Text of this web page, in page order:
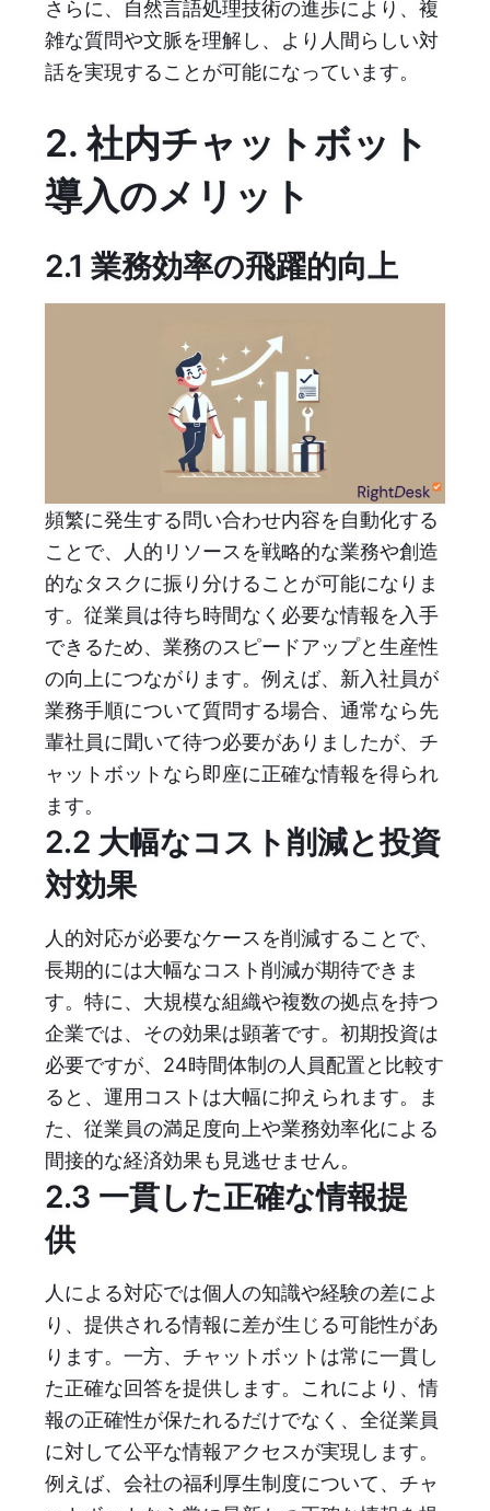
さらに、自然言語処理技術の進歩により、複
雑な質問や文脈を理解し、より人間らしい対
話を実現することが可能になっています。
2. 社内チャットボット
導入のメリット
2.1 業務効率の飛躍的向上
頻繁に発生する問い合わせ内容を自動化する
ことで、人的リソースを戦略的な業務や創造
的なタスクに振り分けることが可能になりま
す。従業員は待ち時間なく必要な情報を入手
できるため、業務のスピードアップと生産性
の向上につながります。例えば、新入社員が
業務手順について質問する場合、通常なら先
輩社員に聞いて待つ必要がありましたが、チ
ャットボットなら即座に正確な情報を得られ
ます。
2.2 大幅なコスト削減と投資
対効果
人的対応が必要なケースを削減することで、
長期的には大幅なコスト削減が期待できま
す。特に、大規模な組織や複数の拠点を持つ
企業では、その効果は顕著です。初期投資は
必要ですが、24時間体制の人員配置と比較す
ると、運用コストは大幅に抑えられます。ま
た、従業員の満足度向上や業務効率化による
間接的な経済効果も見逃せません。
2.3 一貫した正確な情報提
供
人による対応では個人の知識や経験の差によ
り、提供される情報に差が生じる可能性があ
ります。一方、チャットボットは常に一貫し
た正確な回答を提供します。これにより、情
報の正確性が保たれるだけでなく、全従業員
に対して公平な情報アクセスが実現します。
例えば、会社の福利厚生制度について、チャ